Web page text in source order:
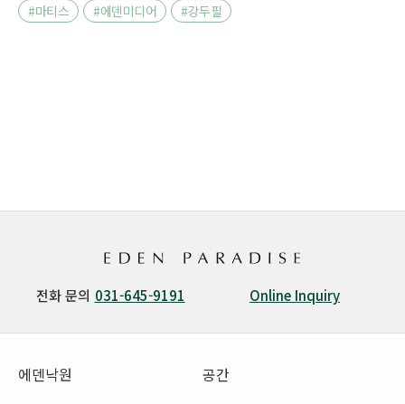
#마티스
#에덴미디어 #강두필
전화 문의 031-645-9191 Online Inquiry
에덴낙원 공간